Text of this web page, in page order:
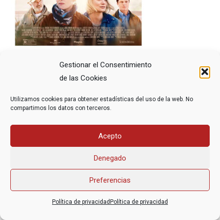
Gestionar el Consentimiento
de las Cookies
Utilizamos cookies para obtener estadísticas del uso de la web. No
compartimos los datos con terceros.
Acepto
Denegado
Preferencias
Política de privacidad Política de privacidad
informacion@derechoamorir.org